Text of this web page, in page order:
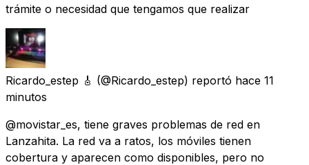
trámite o necesidad que tengamos que realizar
Ricardo_estep 🎸 (@Ricardo_estep) reportó hace 11
minutos
@movistar_es, tiene graves problemas de red en
Lanzahita. La red va a ratos, los móviles tienen
cobertura y aparecen como disponibles, pero no